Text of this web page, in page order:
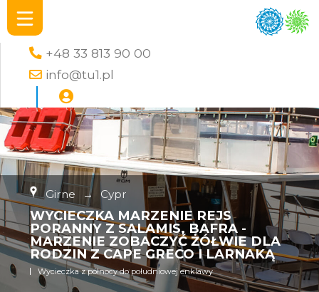
+48 33 813 90 00
info@tu1.pl
Girne → Cypr
WYCIECZKA MARZENIE REJS
PORANNY Z SALAMIS, BAFRA -
MARZENIE ZOBACZYĆ ŻÓŁWIE DLA
RODZIN Z CAPE GRECO I LARNAKĄ
Wycieczka z północy do południowej enklawy